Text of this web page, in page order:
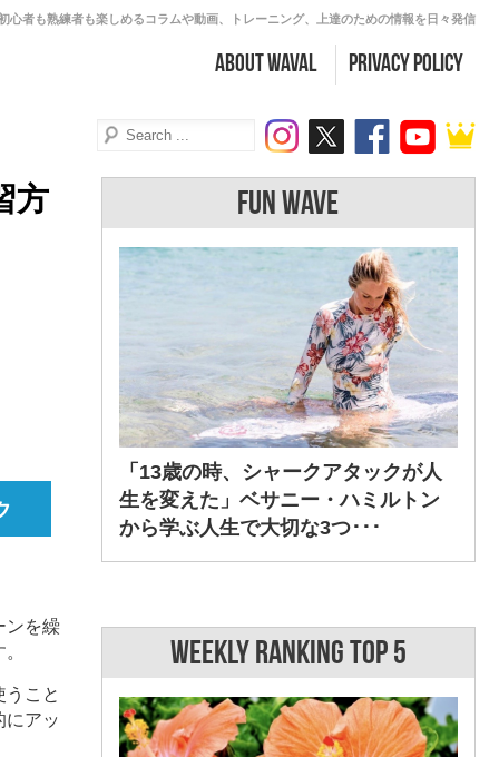
心者も熟練者も楽しめるコラムや動画、トレーニング、上達のための情報を日々発信
about WAVAL PRIVACY POLICY
方
ンを繰
こと
にアッ
FUN WAVE
「13歳の時、シャークアタックが人
生を変えた」ベサニー・ハミルトン
から学ぶ人生で大切な3つ･･･
WEEKLY RANKING TOP 5